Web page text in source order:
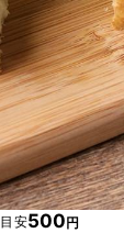
安500円